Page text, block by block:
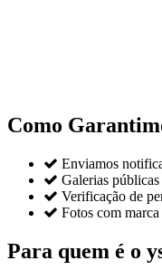
Como
 Enviamos
 Galerias
 Verificação de
 Fotos com
Para quem é o